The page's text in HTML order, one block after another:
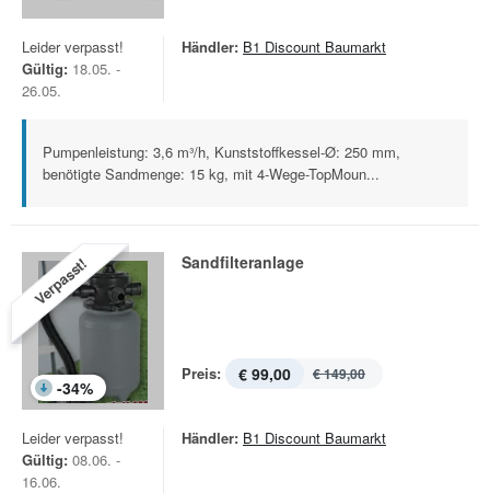
Leider verpasst!
Gültig: 18.05. -
26.05.
Händler: B1 Discount Baumarkt
Pumpenleistung: 3,6 m³/h, Kunststoffkessel-Ø: 250 mm,
benötigte Sandmenge: 15 kg, mit 4-Wege-TopMoun...
Verpasst!
-34%
Sandfilteranlage
Preis: € 99,00 € 149,00
Leider verpasst!
Gültig: 08.06. -
16.06.
Händler: B1 Discount Baumarkt